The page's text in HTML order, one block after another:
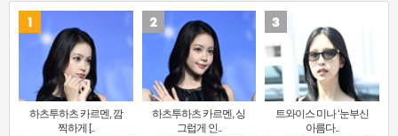
하츠투하츠 카르멘, 깜
찍하게 [..
하츠투하츠 카르멘, 싱
그럽게 인..
트와이스 미나 ‘눈부신
아름다..